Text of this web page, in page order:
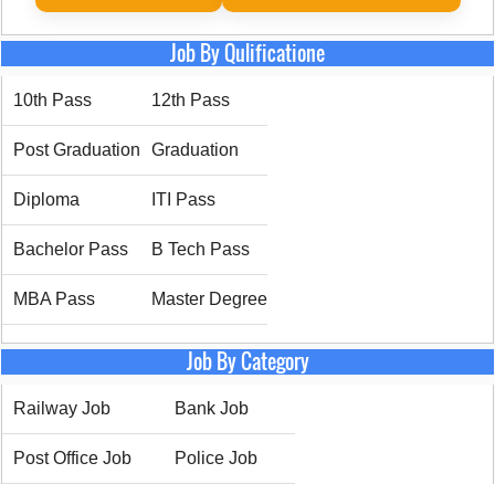
Job By Qulificatione
10th Pass 12th Pass
Post Graduation Graduation
Diploma ITI Pass
Bachelor Pass B Tech Pass
MBA Pass Master Degree
Job By Category
Railway Job Bank Job
Post Office Job Police Job